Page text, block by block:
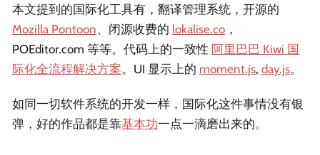
本文提到的国际化工具有，翻译管理系统，开源的
Mozilla Pontoon、闭源收费的 lokalise.co ，
POEditor.com 等等。代码上的一致性 阿里巴巴 Kiwi 国
际化全流程解决方案。UI 显示上的 moment.js, day.js。
如同一切软件系统的开发一样，国际化这件事情没有银
弹，好的作品都是靠基本功一点一滴磨出来的。